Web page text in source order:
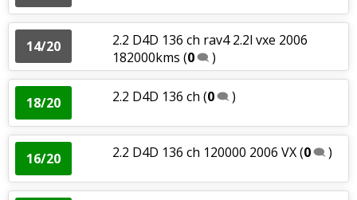
14/20
2.2 D4D 136 ch rav4 2.2l vxe 2006
182000kms (0 )
18/20 2.2 D4D 136 ch (0 )
16/20 2.2 D4D 136 ch 120000 2006 VX(0 )